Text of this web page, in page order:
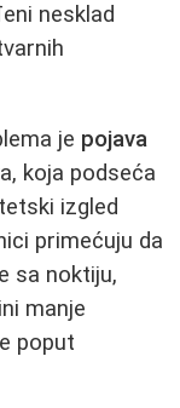
nesklad
je pojava
koja podseća
izgled
primećuju da
sa noktiju,
manje
poput